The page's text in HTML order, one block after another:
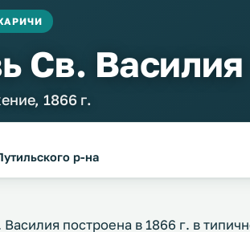
Св. Василия
1866 г.
р-на
построена в 1866 г. в